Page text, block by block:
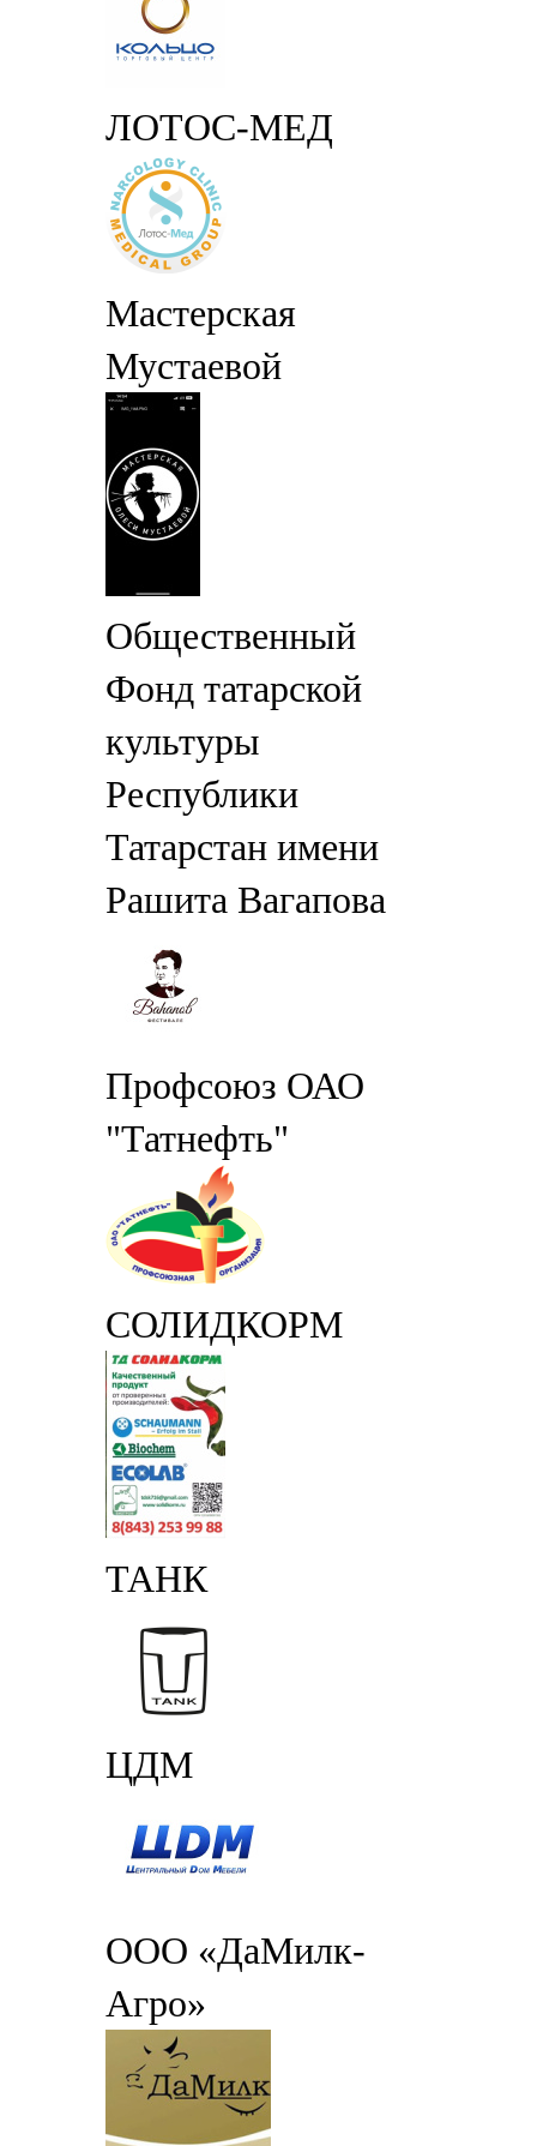
ЛОТОС-МЕД
Мастерская
Мустаевой
Общественный
Фонд татарской
культуры
Республики
Татарстан имени
Рашита Вагапова
Профсоюз ОАО
"Татнефть"
СОЛИДКОРМ
ТАНК
ЦДМ
ООО «ДаМилк-
Агро»